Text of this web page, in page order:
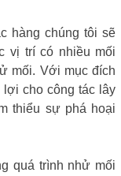
hàng chúng tôi sẽ
vị trí có nhiều mối
mối. Với mục đích
lợi cho công tác lây
thiểu sự phá hoại
quá trình nhử mối